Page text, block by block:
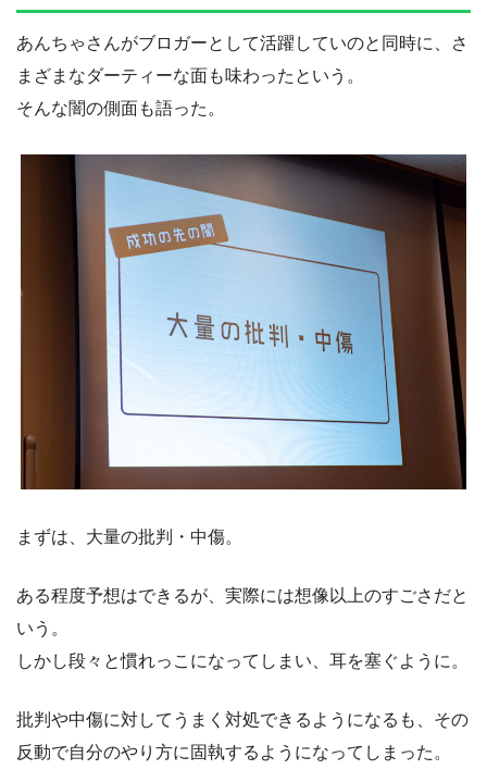
あんちゃさんがブロガーとして活躍していのと同時に、さ
まざまなダーティーな面も味わったという。
そんな闇の側面も語った。
まずは、大量の批判・中傷。
ある程度予想はできるが、実際には想像以上のすごさだと
いう。
しかし段々と慣れっこになってしまい、耳を塞ぐように。
批判や中傷に対してうまく対処できるようになるも、その
反動で自分のやり方に固執するようになってしまった。